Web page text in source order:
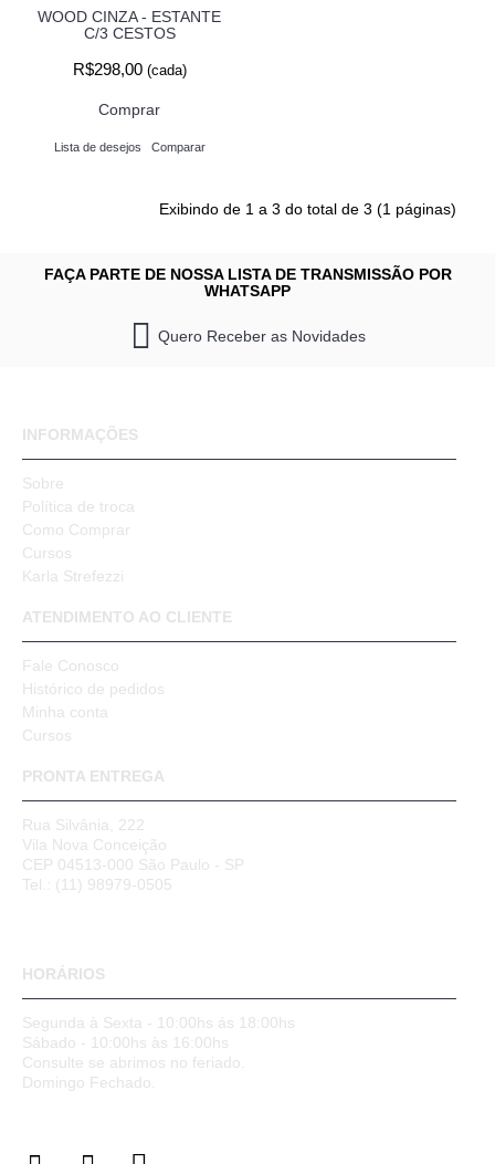
WOOD CINZA - ESTANTE
C/3 CESTOS
R$298,00 (cada)
Comprar
Lista de desejos Comparar
Exibindo de 1 a 3 do total de 3 (1 páginas)
FAÇA PARTE DE NOSSA LISTA DE TRANSMISSÃO POR
WHATSAPP
Quero Receber as Novidades
INFORMAÇÕES
Sobre
Política de troca
Como Comprar
Cursos
Karla Strefezzi
ATENDIMENTO AO CLIENTE
Fale Conosco
Histórico de pedidos
Minha conta
Cursos
PRONTA ENTREGA
Rua Silvânia, 222
Vila Nova Conceição
CEP 04513-000 São Paulo - SP
Tel.: (11) 98979-0505
HORÁRIOS
Segunda à Sexta - 10:00hs ás 18:00hs
Sábado - 10:00hs às 16:00hs
Consulte se abrimos no feriado.
Domingo Fechado.